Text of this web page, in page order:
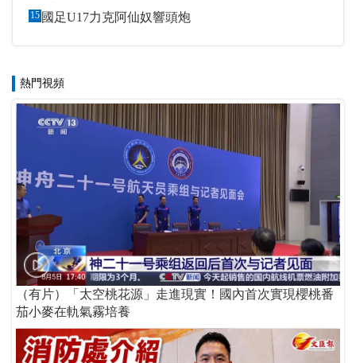
15 國足U17力克阿仙奴響頭炮
熱門視頻
（有片）「太空桃花源」走進現實！國內首次實現櫻桃番
茄小麥在軌氣霧培養